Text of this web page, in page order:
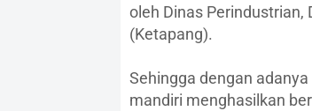
oleh Dinas Perindustrian,
(Ketapang).
Sehingga dengan
mandiri menghasilkan